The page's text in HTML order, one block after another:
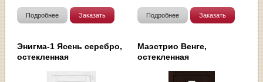
Подробнее Заказать Подробнее Заказать
Энигма-1 Ясень серебро,
остекленная
Маэстрио Венге,
остекленная